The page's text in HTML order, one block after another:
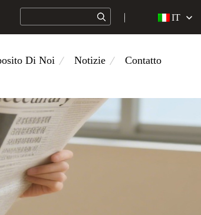
IT
Di Noi Notizie Contatto